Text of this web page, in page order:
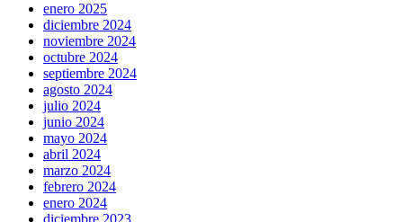
enero 2025
diciembre 2024
noviembre 2024
octubre 2024
septiembre 2024
agosto 2024
julio 2024
junio 2024
mayo 2024
abril 2024
marzo 2024
febrero 2024
enero 2024